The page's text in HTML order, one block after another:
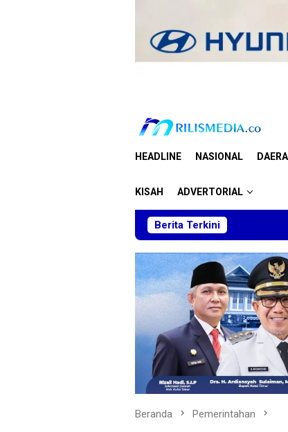
HEADLINE NASIONAL
KISAH ADVERTORIAL
Berita Terkini
Beranda Pemerintahan